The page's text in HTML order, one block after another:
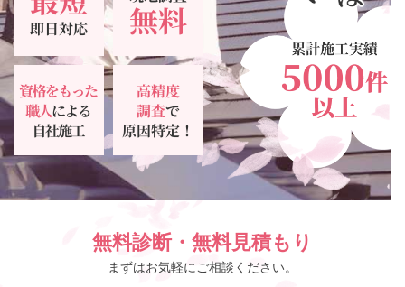
無料診断・無料見積もり
まずはお気軽にご相談ください。